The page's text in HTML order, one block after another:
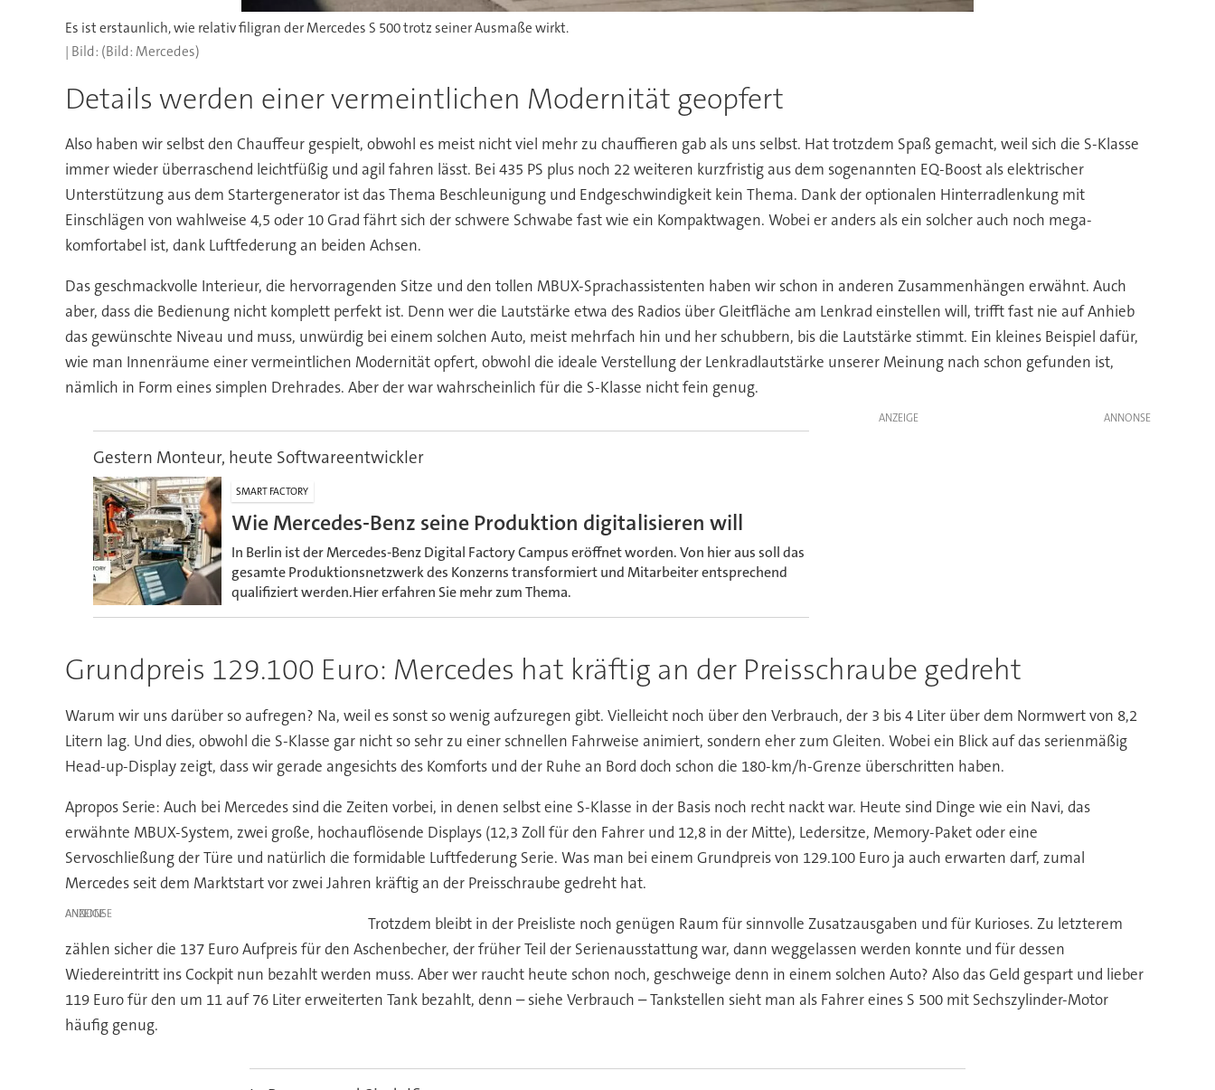
Es ist erstaunlich, wie relativ filigran der Mercedes S 500 trotz seiner Ausmaße wirkt.
(Bild: Mercedes)
Details werden einer vermeintlichen Modernität geopfert
Also haben wir selbst den Chauffeur gespielt, obwohl es meist nicht viel mehr zu chauffieren gab als uns selbst. Hat trotzdem Spaß gemacht, weil sich die S-Klasse
immer wieder überraschend leichtfüßig und agil fahren lässt. Bei 435 PS plus noch 22 weiteren kurzfristig aus dem sogenannten EQ-Boost als elektrischer
Unterstützung aus dem Startergenerator ist das Thema Beschleunigung und Endgeschwindigkeit kein Thema. Dank der optionalen Hinterradlenkung mit
Einschlägen von wahlweise 4,5 oder 10 Grad fährt sich der schwere Schwabe fast wie ein Kompaktwagen. Wobei er anders als ein solcher auch noch mega-
komfortabel ist, dank Luftfederung an beiden Achsen.
Das geschmackvolle Interieur, die hervorragenden Sitze und den tollen MBUX-Sprachassistenten haben wir schon in anderen Zusammenhängen erwähnt. Auch
aber, dass die Bedienung nicht komplett perfekt ist. Denn wer die Lautstärke etwa des Radios über Gleitfläche am Lenkrad einstellen will, trifft fast nie auf Anhieb
das gewünschte Niveau und muss, unwürdig bei einem solchen Auto, meist mehrfach hin und her schubbern, bis die Lautstärke stimmt. Ein kleines Beispiel dafür,
wie man Innenräume einer vermeintlichen Modernität opfert, obwohl die ideale Verstellung der Lenkradlautstärke unserer Meinung nach schon gefunden ist,
nämlich in Form eines simplen Drehrades. Aber der war wahrscheinlich für die S-Klasse nicht fein genug.
ANZEIGE
Gestern Monteur, heute Softwareentwickler
SMART FACTORY
Wie Mercedes-Benz seine Produktion digitalisieren will
In Berlin ist der Mercedes-Benz Digital Factory Campus eröffnet worden. Von hier aus soll das
gesamte Produktionsnetzwerk des Konzerns transformiert und Mitarbeiter entsprechend
qualifiziert werden.Hier erfahren Sie mehr zum Thema.
Grundpreis 129.100 Euro: Mercedes hat kräftig an der Preisschraube gedreht
Warum wir uns darüber so aufregen? Na, weil es sonst so wenig aufzuregen gibt. Vielleicht noch über den Verbrauch, der 3 bis 4 Liter über dem Normwert von 8,2
Litern lag. Und dies, obwohl die S-Klasse gar nicht so sehr zu einer schnellen Fahrweise animiert, sondern eher zum Gleiten. Wobei ein Blick auf das serienmäßig
Head-up-Display zeigt, dass wir gerade angesichts des Komforts und der Ruhe an Bord doch schon die 180-km/h-Grenze überschritten haben.
Apropos Serie: Auch bei Mercedes sind die Zeiten vorbei, in denen selbst eine S-Klasse in der Basis noch recht nackt war. Heute sind Dinge wie ein Navi, das
erwähnte MBUX-System, zwei große, hochauflösende Displays (12,3 Zoll für den Fahrer und 12,8 in der Mitte), Ledersitze, Memory-Paket oder eine
Servoschließung der Türe und natürlich die formidable Luftfederung Serie. Was man bei einem Grundpreis von 129.100 Euro ja auch erwarten darf, zumal
Mercedes seit dem Marktstart vor zwei Jahren kräftig an der Preisschraube gedreht hat.
ANZEIGE
Trotzdem bleibt in der Preisliste noch genügen Raum für sinnvolle Zusatzausgaben und für Kurioses. Zu letzterem
zählen sicher die 137 Euro Aufpreis für den Aschenbecher, der früher Teil der Serienausstattung war, dann weggelassen werden konnte und für dessen
Wiedereintritt ins Cockpit nun bezahlt werden muss. Aber wer raucht heute schon noch, geschweige denn in einem solchen Auto? Also das Geld gespart und lieber
119 Euro für den um 11 auf 76 Liter erweiterten Tank bezahlt, denn – siehe Verbrauch – Tankstellen sieht man als Fahrer eines S 500 mit Sechszylinder-Motor
häufig genug.